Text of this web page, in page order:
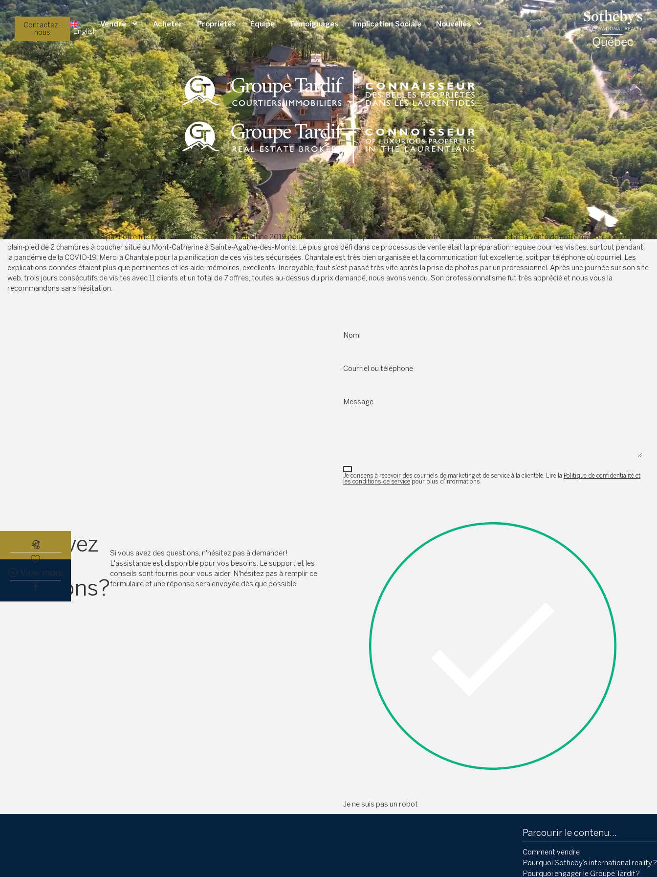
Contactez-
nous
English
Vendre Acheter Propriétés Équipe Témoignages Implication Sociale Nouvelles
Mme Tardif nous a été référée par notre fille qui a utilisé ses services à l’automne 2019 pour la vente de sa propriété à Val-Morin. Notre objectif immobilier était la vente de notre maison, une joli petit
plain-pied de 2 chambres à coucher situé au Mont-Catherine à Sainte-Agathe-des-Monts. Le plus gros défi dans ce processus de vente était la préparation requise pour les visites, surtout pendant
la pandémie de la COVID-19. Merci à Chantale pour la planification de ces visites sécurisées. Chantale est très bien organisée et la communication fut excellente, soit par téléphone où courriel. Les
explications données étaient plus que pertinentes et les aide-mémoires, excellents. Incroyable, tout s’est passé très vite après la prise de photos par un professionnel. Après une journée sur son site
web, trois jours consécutifs de visites avec 11 clients et un total de 7 offres, toutes au-dessus du prix demandé, nous avons vendu. Son professionnalisme fut très apprécié et nous vous la
recommandons sans hésitation.
Vous avez
des
questions?
Si vous avez des questions, n'hésitez pas à demander!
L'assistance est disponible pour vos besoins. Le support et les
conseils sont fournis pour vous aider. N'hésitez pas à remplir ce
formulaire et une réponse sera envoyée dès que possible.
Nom
Courriel ou téléphone
Message
Je consens à recevoir des courriels de marketing et de service à la clientèle. Lire la Politique de confidentialité et
les conditions de service pour plus d'informations.
Je ne suis pas un robot
Parcourir le contenu...
Comment vendre
Pourquoi Sotheby’s international reality ?
Pourquoi engager le Groupe Tardif ?
Abonnez-vous à l'alerte immobilière
View more